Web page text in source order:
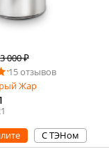
000 ₽
15 отзывов
Жар
С ТЭНом